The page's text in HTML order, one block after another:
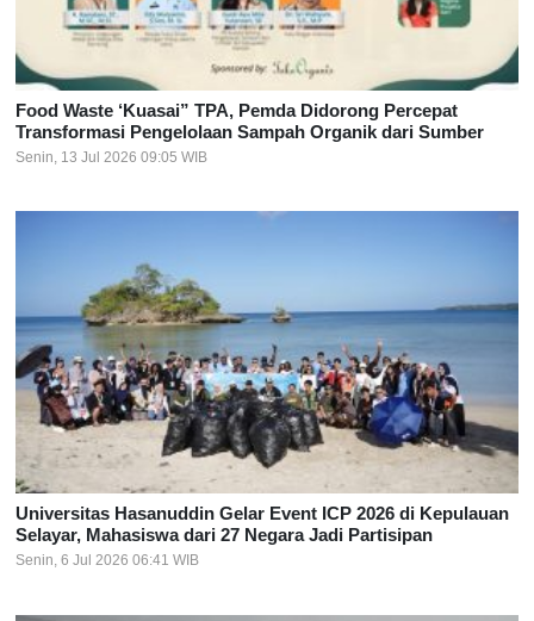
Food Waste ‘Kuasai” TPA, Pemda Didorong Percepat
Transformasi Pengelolaan Sampah Organik dari Sumber
Senin, 13 Jul 2026 09:05 WIB
Universitas Hasanuddin Gelar Event ICP 2026 di Kepulauan
Selayar, Mahasiswa dari 27 Negara Jadi Partisipan
Senin, 6 Jul 2026 06:41 WIB